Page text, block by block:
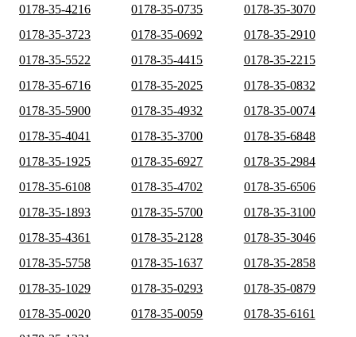
0178-35-4216
0178-35-0735
0178-35-3070
0178-35-3723
0178-35-0692
0178-35-2910
0178-35-5522
0178-35-4415
0178-35-2215
0178-35-6716
0178-35-2025
0178-35-0832
0178-35-5900
0178-35-4932
0178-35-0074
0178-35-4041
0178-35-3700
0178-35-6848
0178-35-1925
0178-35-6927
0178-35-2984
0178-35-6108
0178-35-4702
0178-35-6506
0178-35-1893
0178-35-5700
0178-35-3100
0178-35-4361
0178-35-2128
0178-35-3046
0178-35-5758
0178-35-1637
0178-35-2858
0178-35-1029
0178-35-0293
0178-35-0879
0178-35-0020
0178-35-0059
0178-35-6161